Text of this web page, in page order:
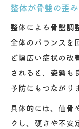
整体が骨盤の歪
整体による骨盤調
全体のバランスを
ど幅広い症状の改
されると、姿勢も
予防にもつながり
具体的には、仙骨
クし、硬さや不安